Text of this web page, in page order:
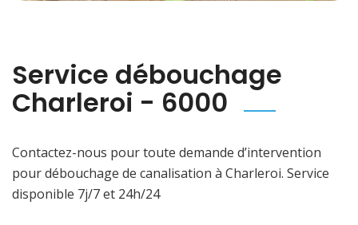
Service débouchage
Charleroi - 6000
Contactez-nous pour toute demande d’intervention
pour débouchage de canalisation à Charleroi. Service
disponible 7j/7 et 24h/24